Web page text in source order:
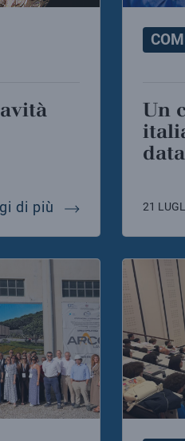
di più un nuovo test
Un cavo superconduttore
21